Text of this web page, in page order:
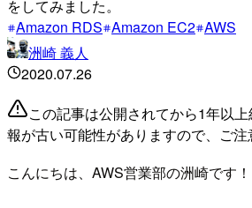
をしてみました。
Amazon RDS Amazon EC2 AWS
洲崎 義人
2020.07.26
この記事は公開されてから1年以
報が古い可能性がありますので、ご注
こんにちは、AWS営業部の洲崎です！